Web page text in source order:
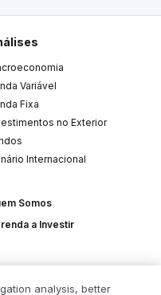
Variável
Fixa
no Exterior
Internacional
Somos
a Investir
analysis, better